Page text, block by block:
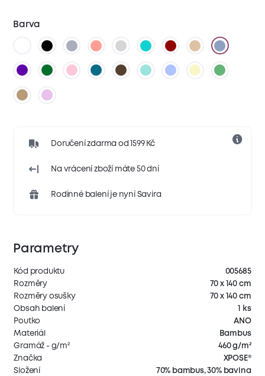
Barva
Doručení zdarma od 1599 Kč
Na vrácení zboží máte 50 dní
Rodinné balení je nyní Savira
Parametry
Kód produktu
005685
Rozměry
70 x 140 cm
Rozměry osušky
70 x 140 cm
Obsah balení
1 ks
Poutko
ANO
Materiál
Bambus
Gramáž - g/m²
460 g/m²
Značka
XPOSE®
Složení
70% bambus, 30% bavlna